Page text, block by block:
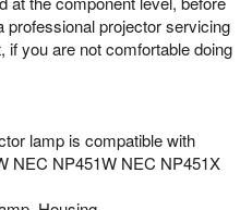
professional projector servicing
you are not comfortable doing
lamp is compatible with
NEC NP451W NEC NP451X